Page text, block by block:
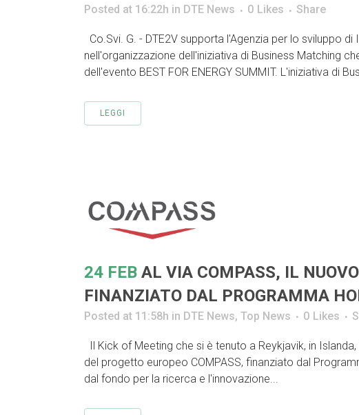
Posted at 16:22h in DTE News 0 Likes Share
Co.Svi. G. - DTE2V supporta l'Agenzia per lo sviluppo
nell'organizzazione dell'iniziativa di Business Matching
dell'evento BEST FOR ENERGY SUMMIT. L'iniziativa di
LEGGI
24 FEB AL VIA COMPASS, IL
FINANZIATO DAL PROGRAMMA
Posted at 11:58h in DTE News, Top News 0 Likes
Il Kick of Meeting che si è tenuto a Reykjavik, in
del progetto europeo COMPASS, finanziato dal
dal fondo per la ricerca e l'innovazione...